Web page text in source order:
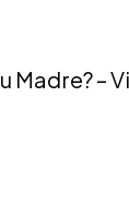
Madre? –